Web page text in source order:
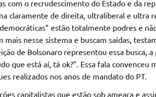
com o recrudescimento do Estado e da
claramente de direita, ultraliberal e ultra
estão totalmente podres e
nesse sistema e buscam saídas,
de Bolsonaro representou essa busca,
que está aí, tá ok?”. Essa fala
realizados nos anos de mandato do PT.
capitalistas que estão sob ameaça e